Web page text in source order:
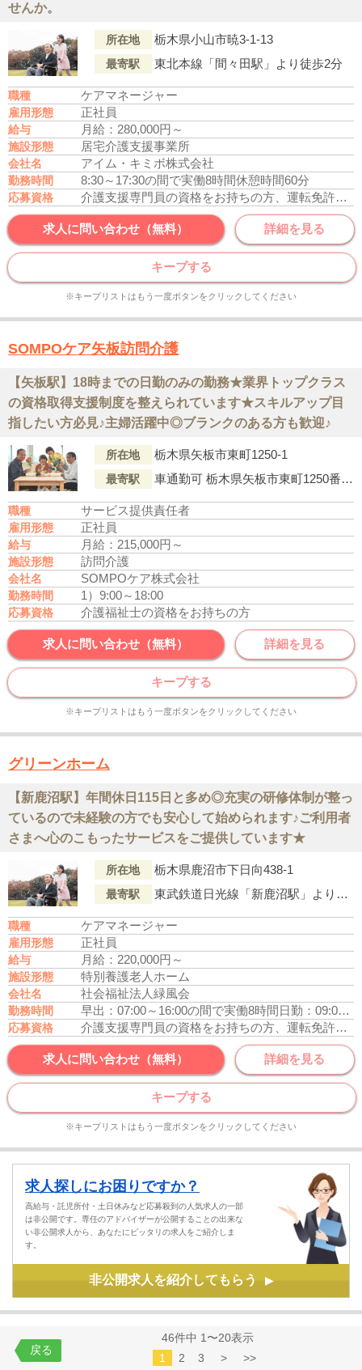
せんか。
所在地 栃木県小山市暁3-1-13
最寄駅 東北本線「間々田駅」より徒歩2分
職種 ケアマネージャー
雇用形態 正社員
給与 月給：280,000円～
施設形態 居宅介護支援事業所
会社名 アイム・キミボ株式会社
勤務時間 8:30～17:30の間で実働8時間休憩時間60分
応募資格 介護支援専門員の資格をお持ちの方、運転免許あれば尚可
求人に問い合わせ（無料） 詳細を見る
キープする
※キープリストはもう一度ボタンをクリックしてください
SOMPOケア矢板訪問介護
【矢板駅】18時までの日勤のみの勤務★業界トップクラス
の資格取得支援制度を整えられています★スキルアップ目
指したい方必見♪主婦活躍中◎ブランクのある方も歓迎♪
所在地 栃木県矢板市東町1250-1
最寄駅 車通勤可 栃木県矢板市東町1250番地1 東日本旅客鉄道「矢板駅」より車6分
職種 サービス提供責任者
雇用形態 正社員
給与 月給：215,000円～
施設形態 訪問介護
会社名 SOMPOケア株式会社
勤務時間 1）9:00～18:00
応募資格 介護福祉士の資格をお持ちの方
求人に問い合わせ（無料） 詳細を見る
キープする
※キープリストはもう一度ボタンをクリックしてください
グリーンホーム
【新鹿沼駅】年間休日115日と多め◎充実の研修体制が整っ
ているので未経験の方でも安心して始められます♪ご利用者
さまへ心のこもったサービスをご提供しています★
所在地 栃木県鹿沼市下日向438-1
最寄駅 東武鉄道日光線「新鹿沼駅」より車で8分
職種 ケアマネージャー
雇用形態 正社員
給与 月給：220,000円～
施設形態 特別養護老人ホーム
会社名 社会福祉法人緑風会
勤務時間 早出：07:00～16:00の間で実働8時間日勤：09:00～18:00の間で実働8時間
応募資格 介護支援専門員の資格をお持ちの方、運転免許あれば尚可
求人に問い合わせ（無料） 詳細を見る
キープする
※キープリストはもう一度ボタンをクリックしてください
求人探しにお困りですか？
高給与・託児所付・土日休みなど応募殺到の人気求人の一部
は非公開です。専任のアドバイザーが公開することの出来な
い非公開求人から、あなたにピッタリの求人をご紹介しま
す。
非公開求人を紹介してもらう ▶
46件中 1〜20表示
1
2 3 > >>
戻る